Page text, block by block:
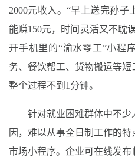
2000元收入。“早上送完孙
能赚150元，时间灵活又不耽
开手机里的“渝水零工”小程
务、餐饮帮工、货物搬运等短
整个过程不到1分钟。
针对就业困难群体中不
因，难以从事全日制工作的
市场小程序。企业可在线发